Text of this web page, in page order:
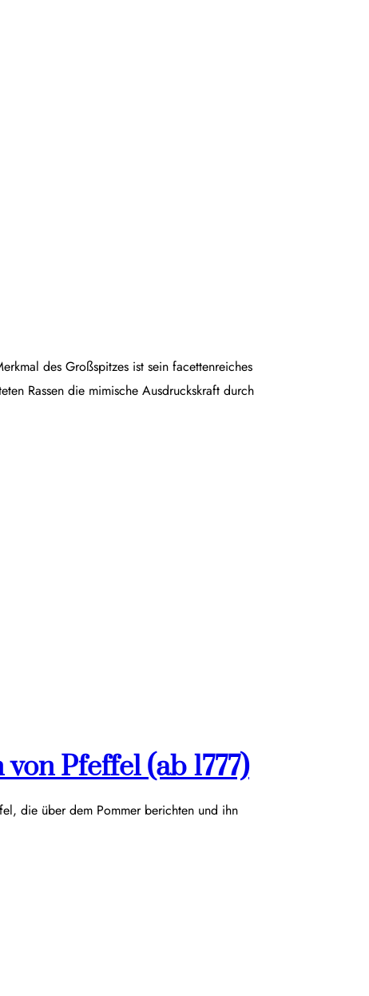
des Großspitzes ist sein facettenreiches
Rassen die mimische Ausdruckskraft durch
Pfeffel (ab 1777)
die über dem Pommer berichten und ihn